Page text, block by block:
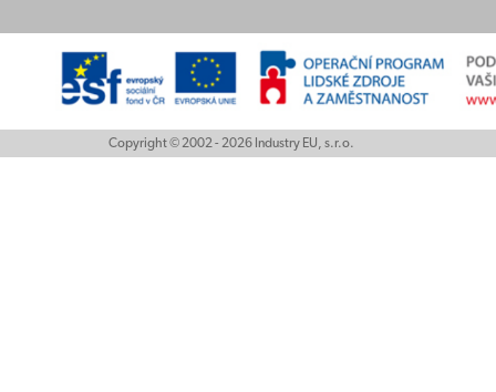
Copyright © 2002 - 2026 Industry EU, s.r.o.